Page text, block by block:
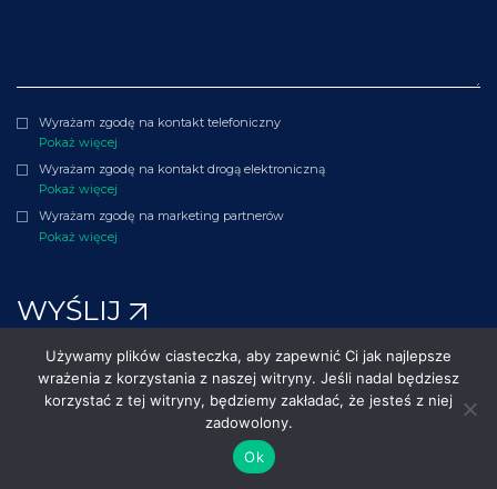
Wyrażam zgodę na kontakt telefoniczny
Pokaż więcej
Wyrażam zgodę na kontakt drogą elektroniczną
Pokaż więcej
Wyrażam zgodę na marketing partnerów
Pokaż więcej
WYŚLIJ
©2023 Polenergia. Wszelkie prawa zastrzeżone.
Używamy plików ciasteczka, aby zapewnić Ci jak najlepsze
wrażenia z korzystania z naszej witryny. Jeśli nadal będziesz
korzystać z tej witryny, będziemy zakładać, że jesteś z niej
zadowolony.
Ok